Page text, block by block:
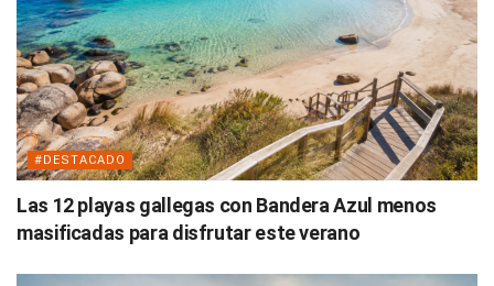
#DESTACADO
Las 12 playas gallegas con Bandera Azul menos
masificadas para disfrutar este verano